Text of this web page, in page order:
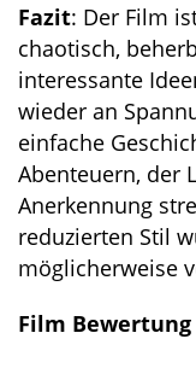
Fazit: Der Film
chaotisch,
interessante
wieder an
einfache
Abenteuern, der
Anerkennung
reduzierten Stil
möglicherweise
Film Bewertung